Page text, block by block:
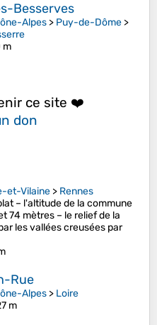
Besserves
Alpes > Puy-de-Dôme >
m
ce site ❤️
don
et-Vilaine > Rennes
– l'altitude de la commune
74 mètres – le relief de la
les vallées creusées par
Rue
Alpes > Loire
m